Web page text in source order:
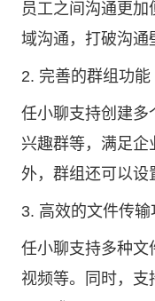
员工之间沟通更
域沟通，打破沟通
2. 完善的群组功能
任小聊支持创建多
兴趣群等，满足
外，群组还可以设
3. 高效的文件传输
任小聊支持多种文
视频等。同时，